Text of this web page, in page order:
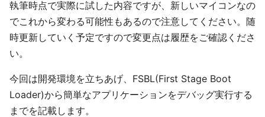
執筆時点で実際に試した内容ですが、新しいマイコンなの
でこれから変わる可能性もあるので注意してください。随
時更新していく予定ですので変更点は履歴をご確認くださ
い。
今回は開発環境を立ちあげ、FSBL(First Stage Boot
Loader)から簡単なアプリケーションをデバッグ実行する
までを記載します。